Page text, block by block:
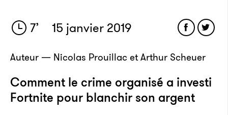
7’ 15 janvier 2019
Auteur — Nicolas Prouillac et Arthur Scheuer
Comment le crime organisé a investi
Fortnite pour blanchir son argent